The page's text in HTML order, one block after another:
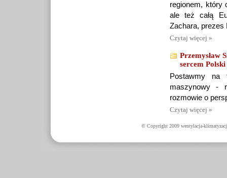
regionem, który
ale też całą
Zachara, prezes
Czytaj więcej »
Przemysław
sercem Polski
Postawmy na
maszynowy -
rozmowie o
Czytaj więcej »
© Copyright 2009 wentylacja-